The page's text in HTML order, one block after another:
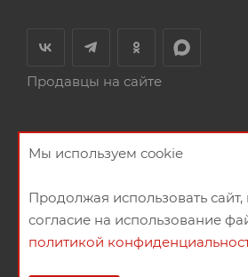
Продавцы на сайте
Мы используем cookie
Продолжая использовать сайт,
согласие на использование
политикой